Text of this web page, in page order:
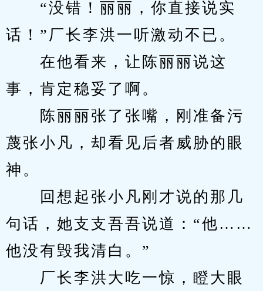
“没错！丽丽，你直接说实
话！”厂长李洪一听激动不已。
在他看来，让陈丽丽说这
事，肯定稳妥了啊。
陈丽丽张了张嘴，刚准备污
蔑张小凡，却看见后者威胁的眼
神。
回想起张小凡刚才说的那几
句话，她支支吾吾说道：“他……
他没有毁我清白。”
厂长李洪大吃一惊，瞪大眼